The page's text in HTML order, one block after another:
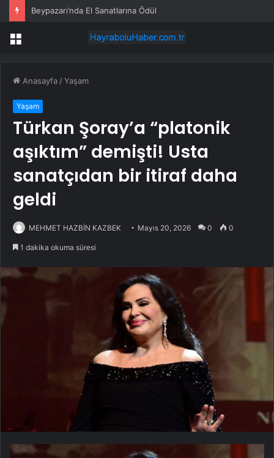
Beypazarı’nda El Sanatlarına Ödül
Menü
Anasayfa /Yaşam
Yaşam
Türkan Şoray’a “platonik
aşıktım” demişti! Usta
sanatçıdan bir itiraf daha
geldi
MEHMET HAZBİN KAZBEK Mayıs 20, 2026 0 0
1 dakika okuma süresi